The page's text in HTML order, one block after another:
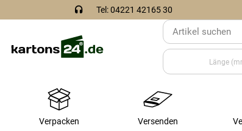
Tel: 04221 42165 30
Verpacken Versenden